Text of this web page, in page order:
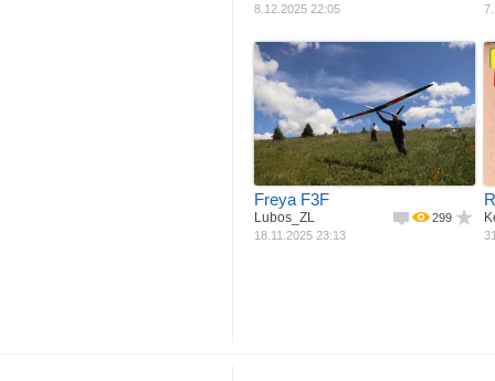
8.12.2025 22:05
Jak postaveno
Již hotový model
Materiál
Celokompozit
Pohon
Bez pohonu
Rozpětí
2977 mm
Délka
1385 mm
Váha
2400 g
Freya F3F
299
Lubos_ZL
18.11.2025 23:13